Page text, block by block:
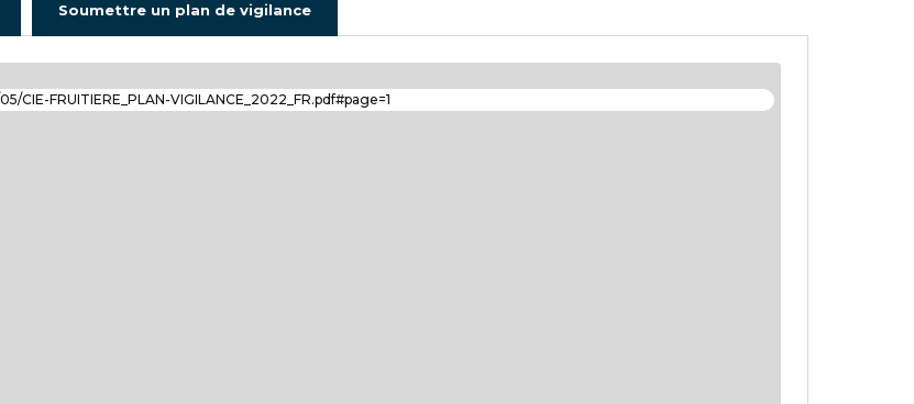
Soumettre un plan de vigilance
FRUITIERE_PLAN-VIGILANCE_2022_FR.pdf#page=1